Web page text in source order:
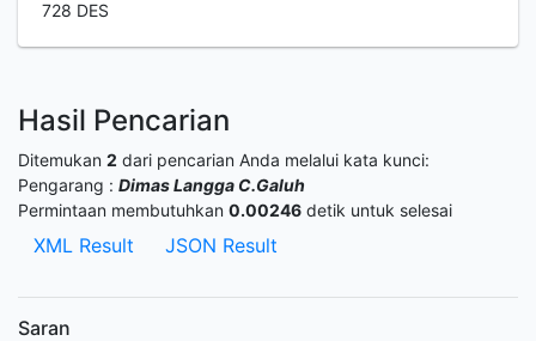
728 DES
Hasil Pencarian
Ditemukan 2 dari pencarian Anda melalui kata kunci:
Pengarang : Dimas Langga C.Galuh
Permintaan membutuhkan 0.00246 detik untuk selesai
XML Result JSON Result
Saran